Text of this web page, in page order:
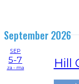
September 2026
SEP
5-7
za - ma Hill